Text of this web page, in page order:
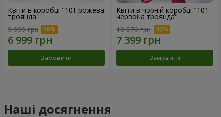
Квіти в коробці "101 рожева
троянда"
9 999 грн
Замовити
Квіти в чорній коробці "101
червона троянда"
10 570 грн
Замовити
Наші досягнення